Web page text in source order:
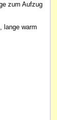
zum Aufzug
lange warm